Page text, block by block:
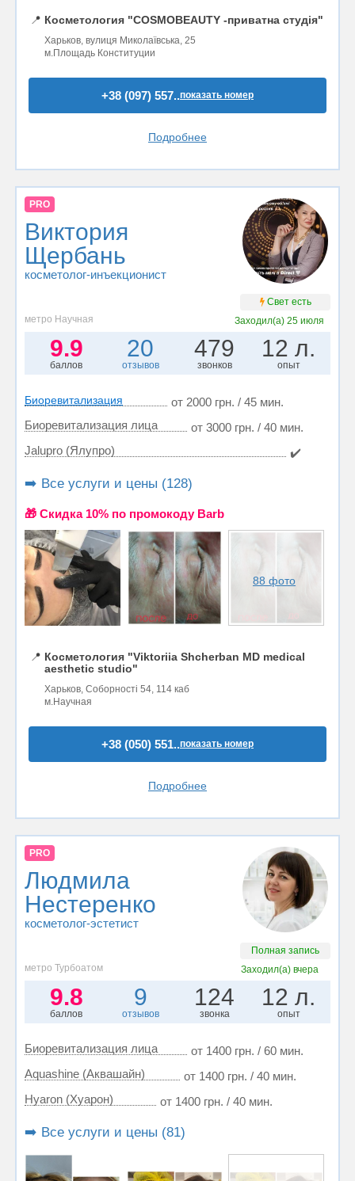
📍 Косметология "COSMOBEAUTY -приватна студія"
Харьков, вулиця Миколаївська, 25
м.Площадь Конституции
+38 (097) 557..показать номер
Подробнее
PRO
Виктория
Щербань
косметолог-инъекционист
Свет есть
метро Научная
Заходил(а)25 июля
9.9
баллов
20
отзывов
479
звонков
12 л.
опыт
Биоревитализация
от 2000 грн. / 45 мин.
Биоревитализация лица
от 3000 грн. / 40 мин.
Jalupro (Ялупро)
✔️
➡️ Все услуги и цены (128)
🎁 Cкидка 10% по промокоду Barb
88 фото
📍 Косметология "Viktoriia Shcherban MD medical
aesthetic studio"
Харьков, Соборності 54, 114 каб
м.Научная
+38 (050) 551..показать номер
Подробнее
PRO
Людмила
Нестеренко
косметолог-эстетист
Полная запись
метро Турбоатом
Заходил(а) вчера
9.8
баллов
9
отзывов
124
звонка
12 л.
опыт
Биоревитализация лица
от 1400 грн. / 60 мин.
Aquashine (Аквашайн)
от 1400 грн. / 40 мин.
Hyaron (Хуарон)
от 1400 грн. / 40 мин.
➡️ Все услуги и цены (81)